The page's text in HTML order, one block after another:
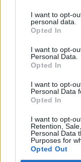
I want to opt-
personal data.
Opted In
I want to opt-
Personal Data.
Opted In
I want to opt-
Personal Data
Opted In
I want to opt-
Retention,
Personal Data
Purposes for
Opted Out
Pup più vicini
interessati
Trattativa a
all'accordo
11/12/2011